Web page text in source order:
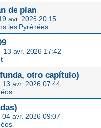
de plan
avr. 2026 20:15
les Pyrénées
13 avr. 2026 17:42
otro capítulo)
13 avr. 2026 07:44
04 avr. 2026 09:07